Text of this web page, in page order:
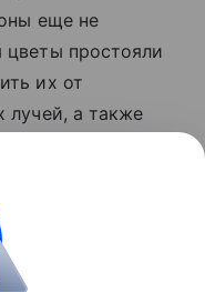
еще не
простояли
их от
лучей, а также
дня,